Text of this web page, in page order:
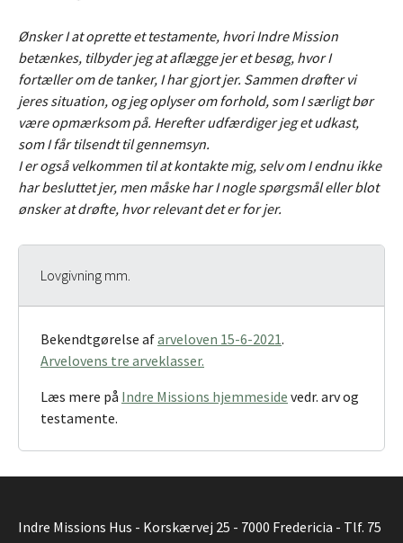
Ønsker I at oprette et testamente, hvori Indre Mission
betænkes, tilbyder jeg at aflægge jer et besøg, hvor I
fortæller om de tanker, I har gjort jer. Sammen drøfter vi
jeres situation, og jeg oplyser om forhold, som I særligt bør
være opmærksom på. Herefter udfærdiger jeg et udkast,
som I får tilsendt til gennemsyn.
I er også velkommen til at kontakte mig, selv om I endnu ikke
har besluttet jer, men måske har I nogle spørgsmål eller blot
ønsker at drøfte, hvor relevant det er for jer.
Lovgivning mm.
Bekendtgørelse afarveloven 15-6-2021.
Arvelovens tre arveklasser.
Læs mere på Indre Missions hjemmeside vedr. arv og
testamente.
Indre Missions Hus - Korskærvej 25 - 7000 Fredericia - Tlf. 75